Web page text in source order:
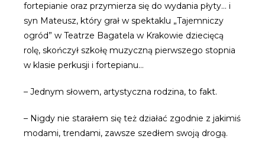
fortepianie oraz przymierza się do wydania płyty… i
syn Mateusz, który grał w spektaklu „Tajemniczy
ogród” w Teatrze Bagatela w Krakowie dziecięcą
rolę, skończył szkołę muzyczną pierwszego stopnia
w klasie perkusji i fortepianu…
– Jednym słowem, artystyczna rodzina, to fakt.
– Nigdy nie starałem się też działać zgodnie z jakimiś
modami, trendami, zawsze szedłem swoją drogą.